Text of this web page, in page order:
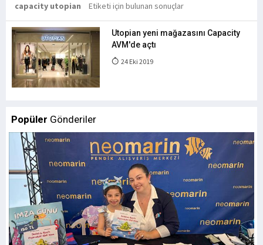
capacity utopian Etiketi için bulunan sonuçlar
Utopian yeni mağazasını Capacity
AVM'de açtı
24 Eki 2019
Popüler Gönderiler